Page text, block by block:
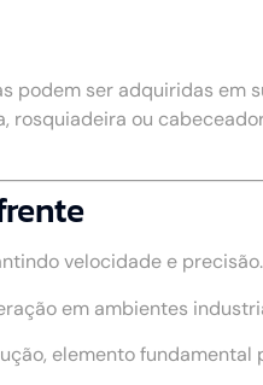
podem ser adquiridas em
rosquiadeira ou
velocidade e precisão.
em ambientes
elemento